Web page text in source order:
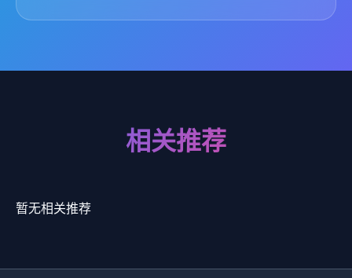
相关推荐
暂无相关推荐